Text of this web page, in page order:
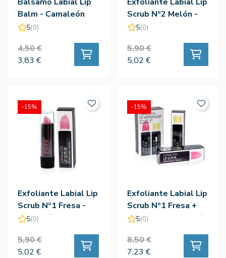
Balm - Camaleón
5(0)
4,50 €
3,83 €
Scrub Nº2 Melón -
Camaleón
5(0)
5,90 €
5,02 €
Exfoliante Labial Lip
Scrub Nº1 Fresa -
Camaleón
5(0)
5,90 €
5,02 €
-15%
Exfoliante Labial Lip
Scrub Nº1 Fresa +
Bálsamo - Camaleón
5(0)
8,50 €
7,23 €
-15%